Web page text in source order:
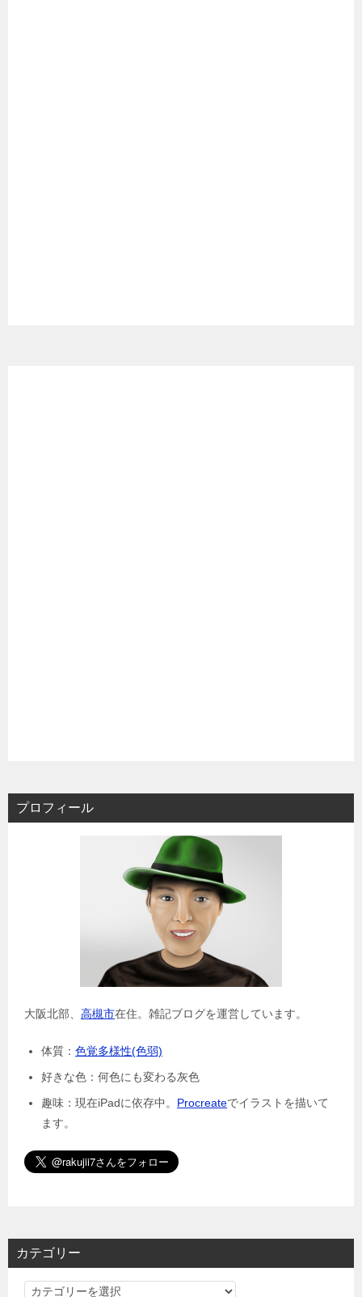
プロフィール
大阪北部、 高槻市在住。雑記ブログを運営しています。
体質： 色覚多様性(色弱)
好きな色：何色にも変わる灰色
趣味：現在iPadに依存中。 Procreateでイラストを描いて
ます。
カテゴリー
カ